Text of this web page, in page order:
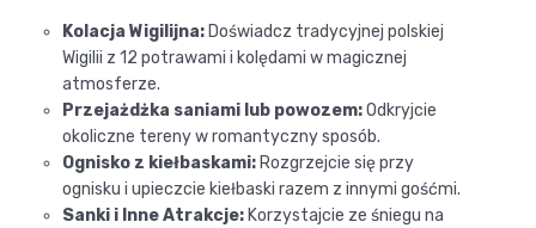
Kolacja Wigilijna: Doświadcz tradycyjnej polskiej
Wigilii z 12 potrawami i kolędami w magicznej
atmosferze.
Przejażdżka saniami lub powozem:Odkryjcie
okoliczne tereny w romantyczny sposób.
Ognisko z kiełbaskami: Rozgrzejcie się przy
ognisku i upieczcie kiełbaski razem z innymi gośćmi.
Sanki i Inne Atrakcje: Korzystajcie ze śniegu na